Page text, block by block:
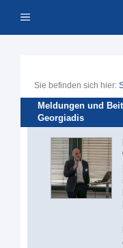
Inhalt Menü
Sie befinden sich hier:
Meldungen und
Georgiadis